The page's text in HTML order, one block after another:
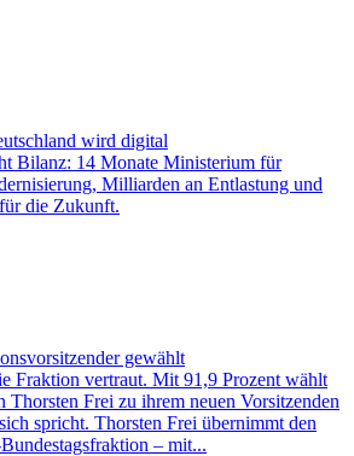
wird digital
Bilanz: 14 Monate Ministerium für
Milliarden an Entlastung und
die Zukunft.
gewählt
Fraktion vertraut. Mit 91,9 Prozent wählt
Frei zu ihrem neuen Vorsitzenden
spricht. Thorsten Frei übernimmt den
– mit...